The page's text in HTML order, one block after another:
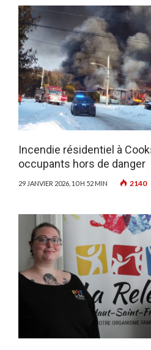
Incendie résidentiel à
occupants hors de danger
29 JANVIER 2026, 10 H 52 MIN 2140